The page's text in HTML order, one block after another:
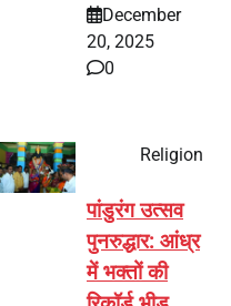
December
20, 2025
0
Religion
पांडुरंग उत्सव
पुनरुद्धार: आंध्र
में भक्तों की